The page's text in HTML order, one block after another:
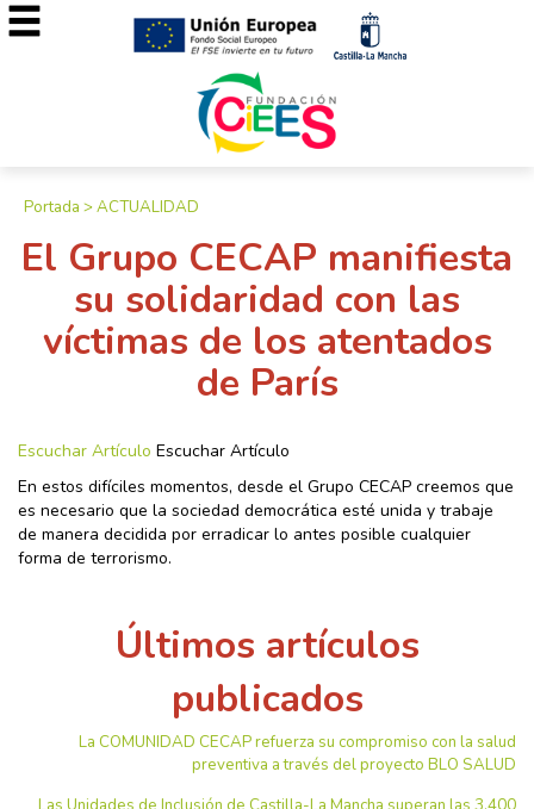
Portada >ACTUALIDAD
El Grupo CECAP manifiesta
su solidaridad con las
víctimas de los atentados
de París
Escuchar Artículo Escuchar Artículo
En estos difíciles momentos, desde el Grupo CECAP creemos que
es necesario que la sociedad democrática esté unida y trabaje
de manera decidida por erradicar lo antes posible cualquier
forma de terrorismo.
Últimos artículos
publicados
La COMUNIDAD CECAP refuerza su compromiso con la salud
preventiva a través del proyecto BLO SALUD